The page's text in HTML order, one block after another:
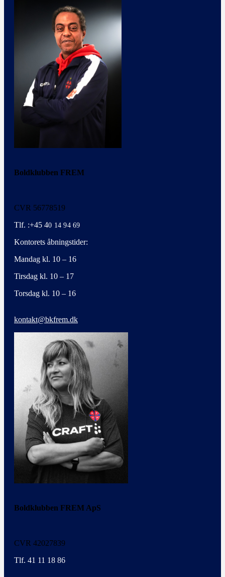
Boldklubben FREM
CVR 56778519
Tlf. :+45 40 14 94 69
Kontorets åbningstider:
Mandag kl. 10 – 16
Tirsdag kl. 10 – 17
Torsdag kl. 10 – 16
kontakt@bkfrem.dk
Boldklubben FREM ApS
CVR 42027839
Tlf. 41 11 18 86